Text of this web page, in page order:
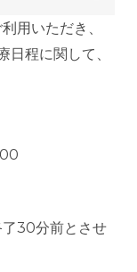
用いただき、
程に関して、
30分前とさせ